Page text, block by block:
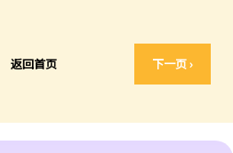
返回首页 下一页 ›
权利？
版权吗？
类的作品，会否有不同的拥有权？